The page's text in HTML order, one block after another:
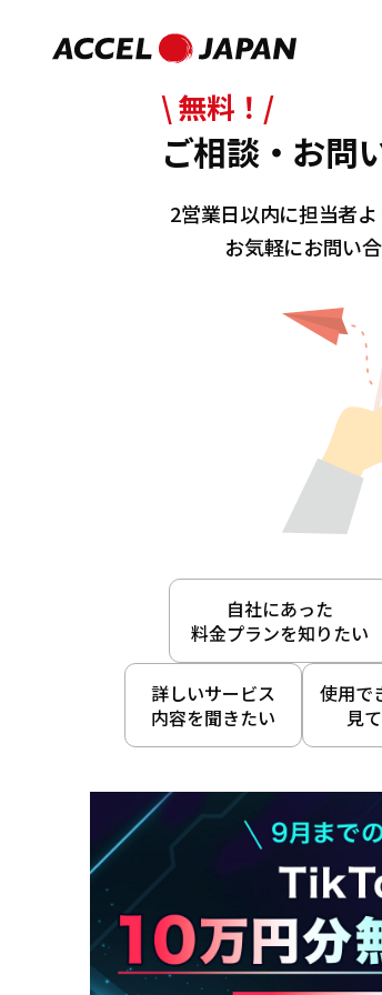
\ 無料！/
ご相談・お問
2営業日以内に担当者よ
お気軽にお問い
自社にあった
料金プランを知りたい
詳しいサービス
内容を聞きたい
使用で
見